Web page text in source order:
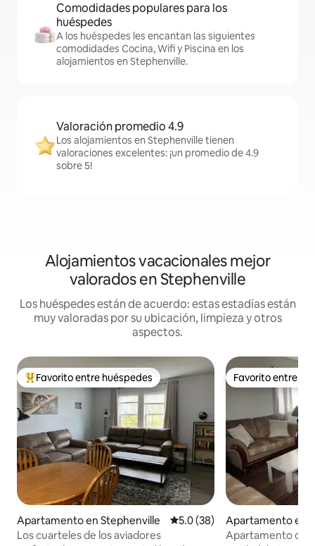
Comodidades populares para los
huéspedes
A los huéspedes les encantan las siguientes
comodidades Cocina, Wifi y Piscina en los
alojamientos en Stephenville.
Valoración promedio 4.9
Los alojamientos en Stephenville tienen
valoraciones excelentes: ¡un promedio de 4.9
sobre 5!
Alojamientos vacacionales mejor
valorados en Stephenville
Los huéspedes están de acuerdo: estas estadías están
muy valoradas por su ubicación, limpieza y otros
aspectos.
Favorito entre huéspedes preferido
Favorito entre huéspedes
Apartamento en Stephenville Calificación promedio: 5.0 de
5.0 (38)
Los cuarteles de los aviadores
Favorito entre
Favorito entre
Apartamento en
e
Apartamento de